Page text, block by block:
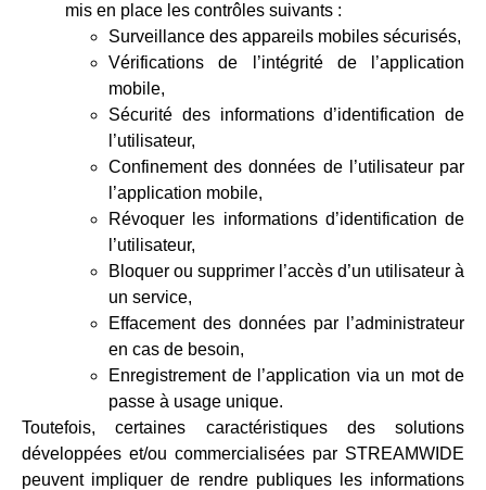
mis en place les contrôles suivants :
Surveillance des appareils mobiles sécurisés,
Vérifications de l’intégrité de l’application
mobile,
Sécurité des informations d’identification de
l’utilisateur,
Confinement des données de l’utilisateur par
l’application mobile,
Révoquer les informations d’identification de
l’utilisateur,
Bloquer ou supprimer l’accès d’un utilisateur à
un service,
Effacement des données par l’administrateur
en cas de besoin,
Enregistrement de l’application via un mot de
passe à usage unique.
Toutefois, certaines caractéristiques des solutions
développées et/ou commercialisées par STREAMWIDE
peuvent impliquer de rendre publiques les informations